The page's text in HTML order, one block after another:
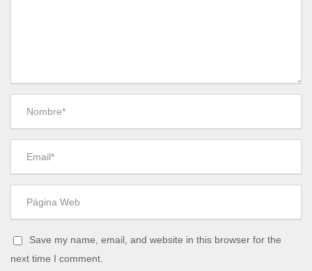
Save my name, email, and website in this browser for the
next time I comment.